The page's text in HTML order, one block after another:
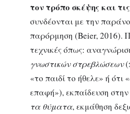
τον τρόπο σκέψης και
συνδέονται με την
παρόρμηση (Beier, 2016).
τεχνικές όπως:
γνωστικών στρεβλώσεων
«το παιδί το ήθελε» ή ότι
επαφή»), εκπαίδευση στην
τα θύματα, εκμάθηση